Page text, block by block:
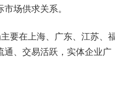
场供求关系。
要在上海、广东、江苏、
通、交易活跃，实体企业广